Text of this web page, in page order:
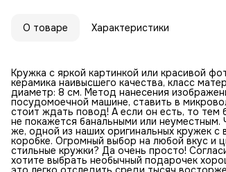
О товаре Характеристики
Кружка с яркой картинкой или красивой
керамика наивысшего качества, класс
диаметр: 8 см. Метод нанесения
посудомоечной машине, ставить в
стоит ждать повод! А если он есть, то
не покажется банальными или
же, одной из наших оригинальных кружек
коробке. Огромный выбор на любой вкус и
стильные кружки? Да очень просто!
хотите выбрать необычный подарочек